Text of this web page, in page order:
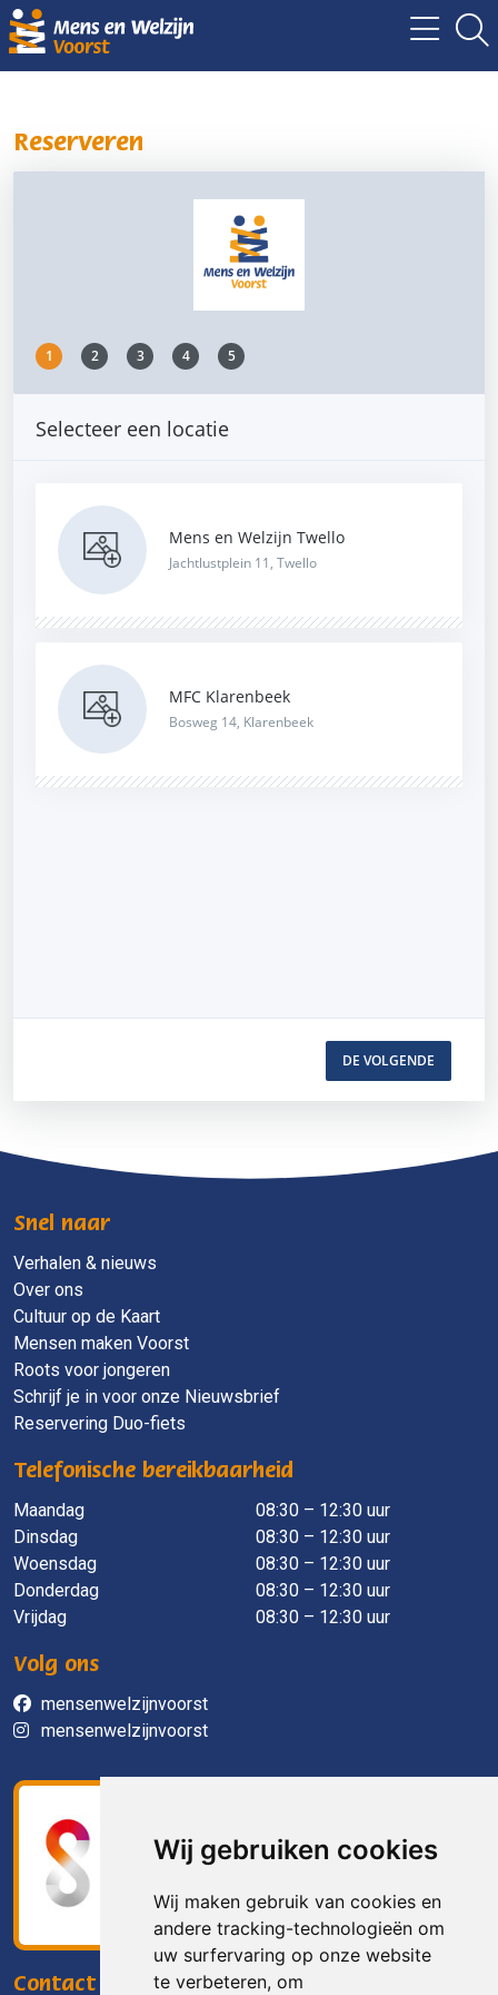
Wij gebruiken cookies
Wij maken gebruik van cookies en
andere tracking-technologieën om
uw surfervaring op onze website
te verbeteren, om
Reserveren
1 2 3 4 5
Selecteer een locatie
Mens en Welzijn Twello
Jachtlustplein 11, Twello
MFC Klarenbeek
Bosweg 14, Klarenbeek
DE VOLGENDE
Snel naar
Verhalen & nieuws
Over ons
Cultuur op de Kaart
Mensen maken Voorst
Roots voor jongeren
Schrijf je in voor onze Nieuwsbrief
Reservering Duo-fiets
Telefonische bereikbaarheid
Maandag
​ 08:30 – 12:30 uur
Dinsdag
08:30 – 12:30 uur
Woensdag
08:30 – 12:30 uur
Donderdag
08:30 – 12:30 uur
Vrijdag
08:30 – 12:30 uur
Volg ons
mensenwelzijnvoorst
mensenwelzijnvoorst
Contact